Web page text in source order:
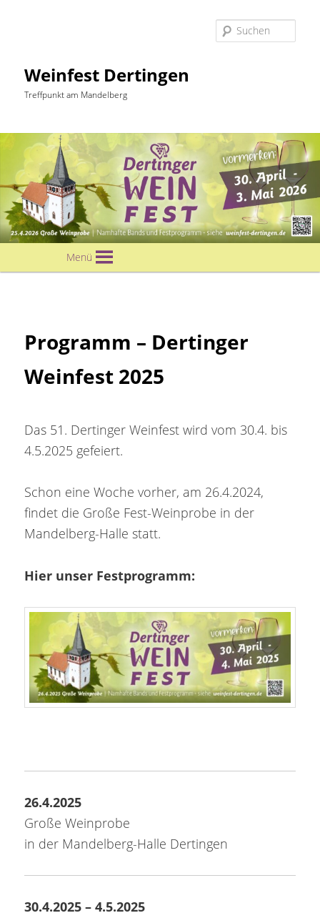
Weinfest Dertingen
Treffpunkt am Mandelberg
Inhalt
springen
Menü
Programm – Dertinger
Weinfest 2025
Das 51. Dertinger Weinfest wird vom 30.4. bis
4.5.2025 gefeiert.
Schon eine Woche vorher, am 26.4.2024,
findet die Große Fest-Weinprobe in der
Mandelberg-Halle statt.
Hier unser Festprogramm:
26.4.2025
Große Weinprobe
in der Mandelberg-Halle Dertingen
30.4.2025 – 4.5.2025